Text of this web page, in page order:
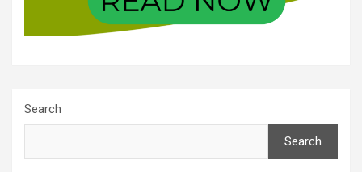
Search
Search